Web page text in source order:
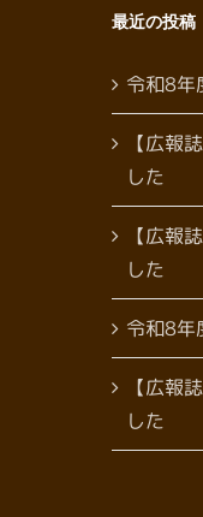
最近の投稿
令和8年
【広報
した
【広報
した
令和8年
【広報
した